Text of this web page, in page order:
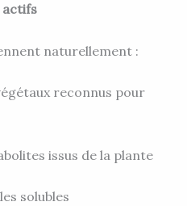
actifs
naturellement :
reconnus pour
issus de la plante
solubles